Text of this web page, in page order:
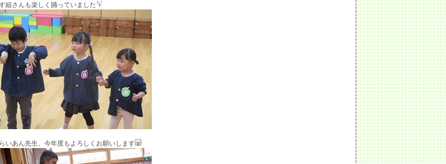
組さんも楽しく踊っていました
いあん先生、今年度もよろしくお願いします